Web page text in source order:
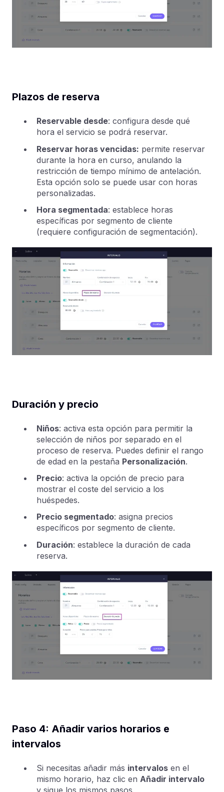
Plazos de reserva
Reservable desde: configura desde qué
hora el servicio se podrá reservar.
Reservar horas vencidas: permite reservar
durante la hora en curso, anulando la
restricción de tiempo mínimo de antelación.
Esta opción solo se puede usar con horas
personalizadas.
Hora segmentada: establece horas
específicas por segmento de cliente
(requiere configuración de segmentación).
Duración y precio
Niños: activa esta opción para permitir la
selección de niños por separado en el
proceso de reserva. Puedes definir el rango
de edad en la pestaña Personalización.
Precio: activa la opción de precio para
mostrar el coste del servicio a los
huéspedes.
Precio segmentado: asigna precios
específicos por segmento de cliente.
Duración: establece la duración de cada
reserva.
Paso 4: Añadir varios horarios e
intervalos
Si necesitas añadir más intervalos en el
mismo horario, haz clic en Añadir intervalo